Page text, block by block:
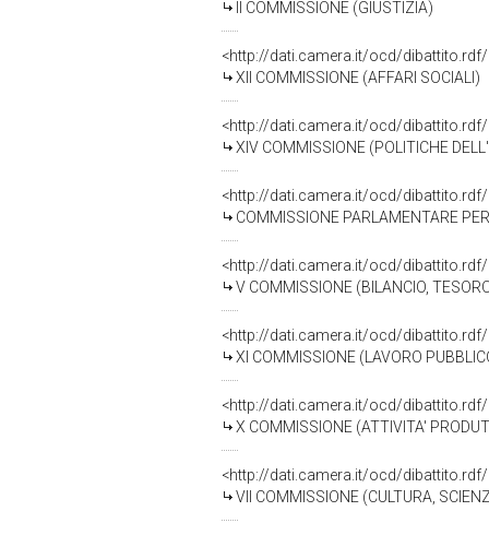
II COMMISSIONE (GIUSTIZIA)
<http://dati.camera.it/ocd/
XII COMMISSIONE (AFFARI SOCIALI)
<http://dati.camera.it/ocd/
XIV COMMISSIONE (POLITICHE
<http://dati.camera.it/ocd/
COMMISSIONE PARLAMENTARE
<http://dati.camera.it/ocd/
V COMMISSIONE (BILANCIO,
<http://dati.camera.it/ocd/
XI COMMISSIONE (LAVORO
<http://dati.camera.it/ocd/
X COMMISSIONE (ATTIVITA'
<http://dati.camera.it/ocd/
VII COMMISSIONE (CULTURA,